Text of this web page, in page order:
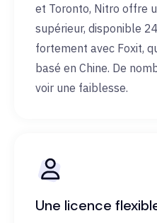
et Toronto, Nitro offre
supérieur, disponible
fortement avec Foxit,
basé en Chine. De
voir une faiblesse.
Une licence